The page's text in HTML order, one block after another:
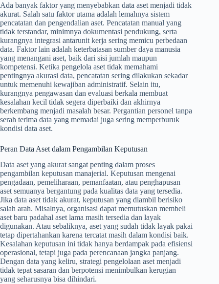
Ada banyak faktor yang menyebabkan data aset menjadi tidak
akurat. Salah satu faktor utama adalah lemahnya sistem
pencatatan dan pengendalian aset. Pencatatan manual yang
tidak terstandar, minimnya dokumentasi pendukung, serta
kurangnya integrasi antarunit kerja sering memicu perbedaan
data. Faktor lain adalah keterbatasan sumber daya manusia
yang menangani aset, baik dari sisi jumlah maupun
kompetensi. Ketika pengelola aset tidak memahami
pentingnya akurasi data, pencatatan sering dilakukan sekadar
untuk memenuhi kewajiban administratif. Selain itu,
kurangnya pengawasan dan evaluasi berkala membuat
kesalahan kecil tidak segera diperbaiki dan akhirnya
berkembang menjadi masalah besar. Pergantian personel tanpa
serah terima data yang memadai juga sering memperburuk
kondisi data aset.
Peran Data Aset dalam Pengambilan Keputusan
Data aset yang akurat sangat penting dalam proses
pengambilan keputusan manajerial. Keputusan mengenai
pengadaan, pemeliharaan, pemanfaatan, atau penghapusan
aset semuanya bergantung pada kualitas data yang tersedia.
Jika data aset tidak akurat, keputusan yang diambil berisiko
salah arah. Misalnya, organisasi dapat memutuskan membeli
aset baru padahal aset lama masih tersedia dan layak
digunakan. Atau sebaliknya, aset yang sudah tidak layak pakai
tetap dipertahankan karena tercatat masih dalam kondisi baik.
Kesalahan keputusan ini tidak hanya berdampak pada efisiensi
operasional, tetapi juga pada perencanaan jangka panjang.
Dengan data yang keliru, strategi pengelolaan aset menjadi
tidak tepat sasaran dan berpotensi menimbulkan kerugian
yang seharusnya bisa dihindari.